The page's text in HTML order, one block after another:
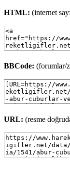
HTML: (internet
BBCode: (forumlar/
URL: (resme